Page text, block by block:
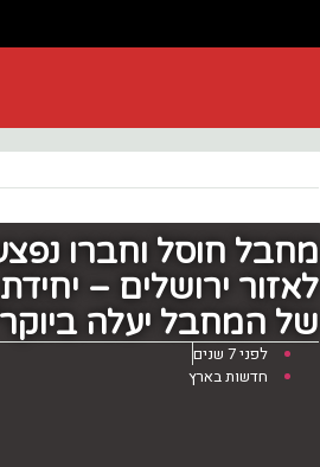
מחבל חוסל וחברו
לאזור ירושלים –
של המחבל יעלה
לפני 7 שנים
חדשות בארץ